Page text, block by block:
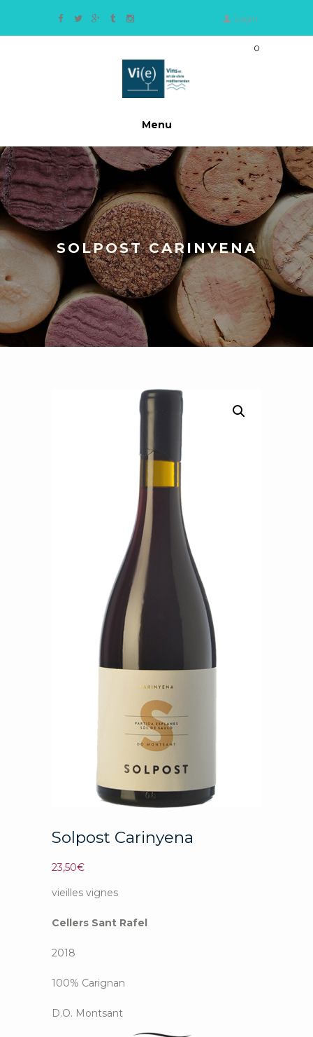
Login
Menu
0
€
SOLPOST CARINYENA
Solpost Carinyena
23,50€
vieilles vignes
Cellers Sant Rafel
2018
100% Carignan
D.O. Montsant